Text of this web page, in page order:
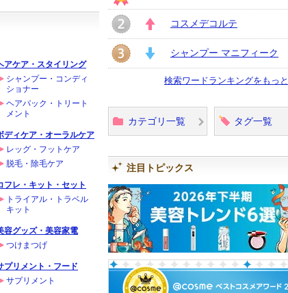
アケア・スタイリング
シャンプー・コンディ
ショナー
ヘアパック・トリート
メント
ディケア・オーラルケア
レッグ・フットケア
脱毛・除毛ケア
フレ・キット・セット
トライアル・トラベル
キット
容グッズ・美容家電
つけまつげ
プリメント・フード
サプリメント
気
て
い
ま
す
1 STAY
2 UP
コスメデコルテ
3 DOWN
シャンプー マニフィーク
検索ワードランキングをもっ
カテゴリ一覧 タグ一覧
注目トピックス